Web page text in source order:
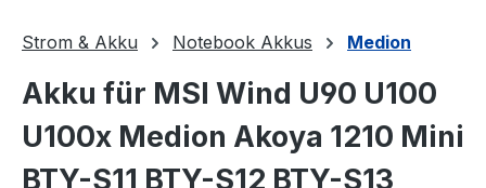
Strom & Akku Notebook Akkus Medion
Akku für MSI Wind U90 U100
U100x Medion Akoya 1210 Mini
BTY-S11 BTY-S12 BTY-S13